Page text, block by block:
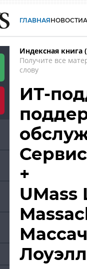
ГЛАВНАЯНОВОСТИ
Индексная книга
Получите все
слову
ИТ-
+
UMass